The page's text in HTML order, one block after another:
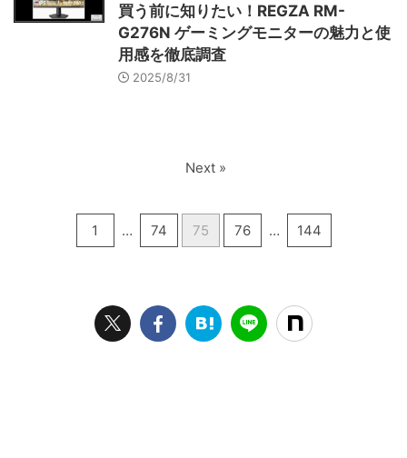
買う前に知りたい！REGZA RM-
G276N ゲーミングモニターの魅力と使
用感を徹底調査
2025/8/31
1 … 74 75 76 … 144
Next »